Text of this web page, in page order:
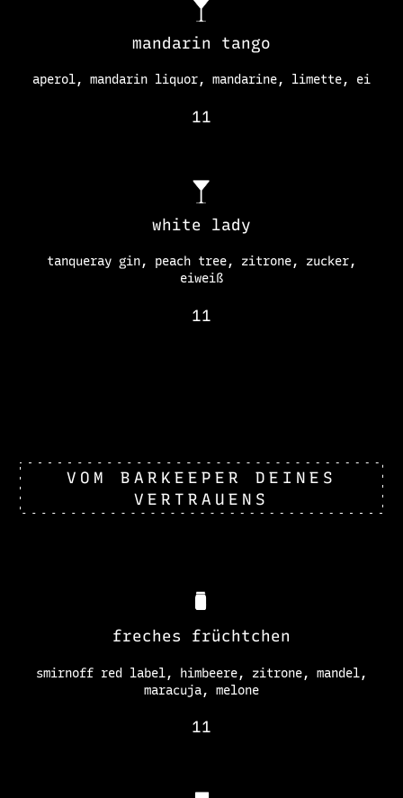
mandarin tango
aperol, mandarin liquor, mandarine, limette, ei
11
white lady
tanqueray gin, peach tree, zitrone, zucker,
eiweiß
11
VOM BARKEEPER DEINES
VERTRAUENS
freches früchtchen
smirnoff red label, himbeere, zitrone, mandel,
maracuja, melone
11